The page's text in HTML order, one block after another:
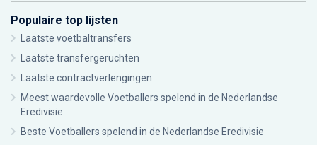
Populaire top lijsten
Laatste voetbaltransfers
Laatste transfergeruchten
Laatste contractverlengingen
Meest waardevolle Voetballers spelend in de Nederlandse
Eredivisie
Beste Voetballers spelend in de Nederlandse Eredivisie